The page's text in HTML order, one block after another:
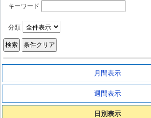
キーワード
分類
月間表示
週間表示
日別表示